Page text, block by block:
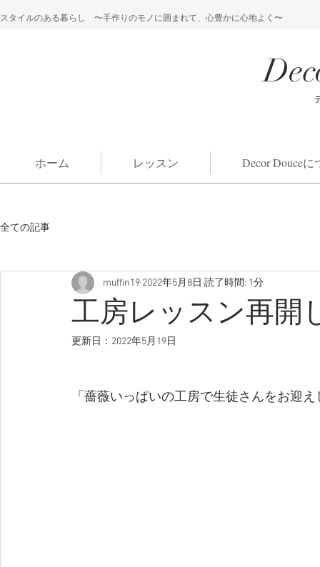
スタイルのある暮らし 〜手作りのモノに囲まれて、心豊かに心地よく〜
ホーム レッスン Decor Douceに
全ての記事
工房レッスン再開
muffin19 2022年5月8日 読了時間: 1分
更新日： 2022年5月19日
「薔薇いっぱいの工房で生徒さんをお迎